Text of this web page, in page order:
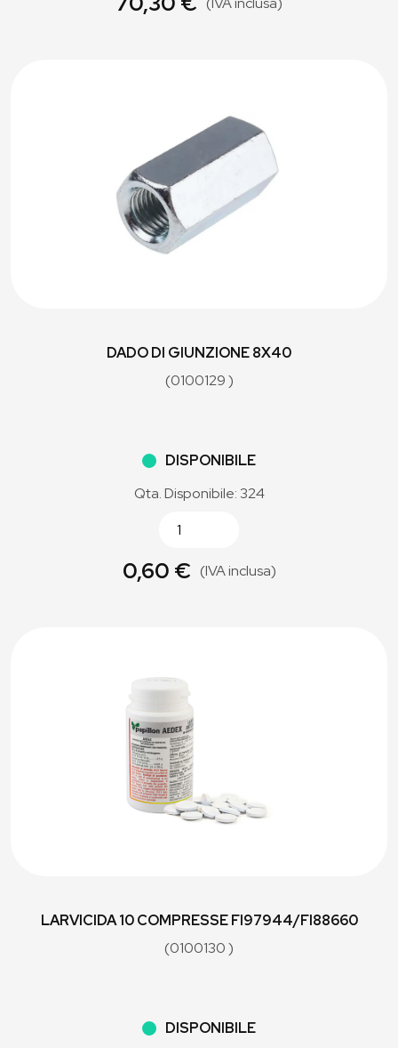
DADO DI GIUNZIONE 8X40
(0100129 )
DISPONIBILE
Qta. Disponibile: 324
0,60 € (IVA inclusa)
LARVICIDA 10 COMPRESSE FI97944/FI88660
(0100130 )
DISPONIBILE